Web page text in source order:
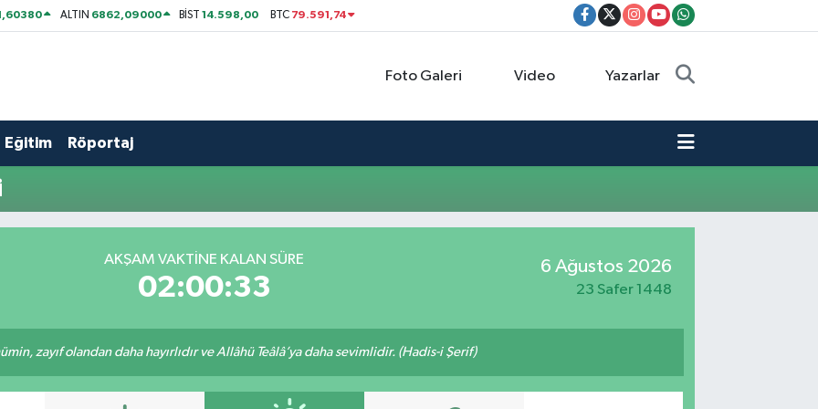
ALTIN 6862,09000 BİST14.598,00 BTC 79.591,74
Foto Galeri Video Yazarlar
Eğitim Röportaj
AKŞAM VAKTİNE KALAN SÜRE
02:00:33
6 Ağustos 2026
23 Safer 1448
zayıf olandan daha hayırlıdır ve Allâhü Teâlâ’ya daha sevimlidir. (Hadis-i Şerif)